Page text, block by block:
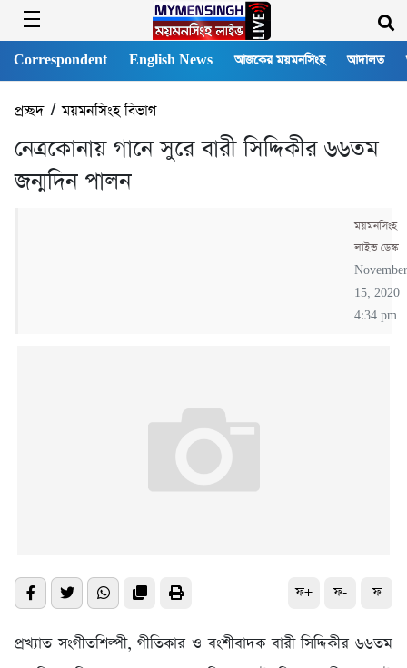
Correspondent English News আজকের ময়মনসিংহ আদালত
প্রচ্ছদ/ময়মনসিংহ বিভাগ
নেত্রকোনায় গানে সুরে বারী সিদ্দিকীর ৬৬তম
জন্মদিন পালন
ময়মনসিংহ
লাইভ ডেস্ক
November
15, 2020
4:34 pm
ফ+ ফ- ফ
প্রখ্যাত সংগীতশিল্পী, গীতিকার ও বংশীবাদক বারী সিদ্দিকীর ৬৬তম